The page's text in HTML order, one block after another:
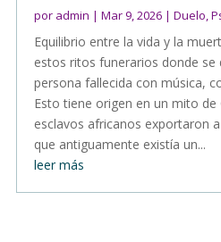
por admin |Mar 9, 2026 |Duelo,
Equilibrio entre la vida y la
estos ritos funerarios donde se
persona fallecida con música,
Esto tiene origen en un mito de
esclavos africanos exportaron
que antiguamente existía un...
leer más